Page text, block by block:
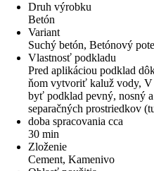
Druh výrobku
Betón
Variant
Suchý betón, Betónový
Vlastnosť podkladu
Pred aplikáciou podklad
ňom vytvoriť kaluž vody, V
byť podklad pevný, nosný
separačných prostriedkov
doba spracovania cca
30 min
Zloženie
Cement, Kamenivo